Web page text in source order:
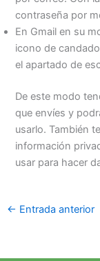
contraseña por
En Gmail en su
icono de
el apartado de
De este modo
que envíes y
usarlo. También
información
usar para hacer
← Entrada anterior